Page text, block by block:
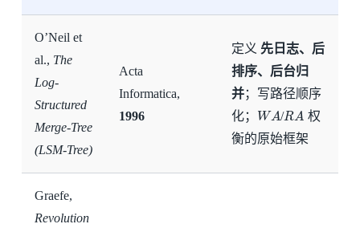
O’Neil et
al., The
Log-
Structured
Merge-Tree
(LSM-Tree)
Acta
Informatica,
1996
定义 先日志、后
排序、后台归
并；写路径顺序
化； WA /RA 权
衡的原始框架
Graefe,
Revolution